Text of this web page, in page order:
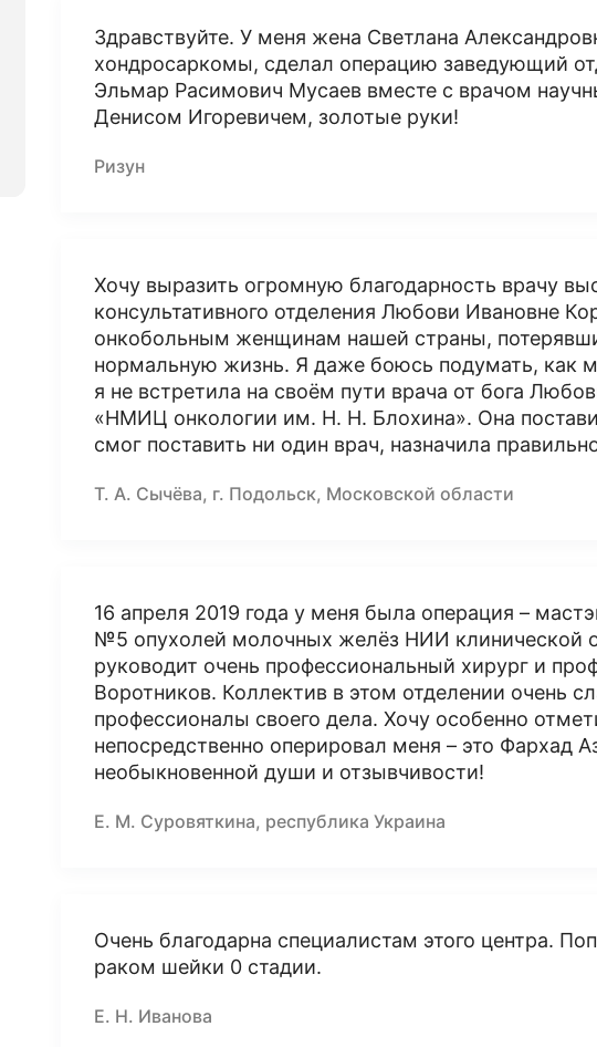
Здравствуйте. У меня жена Светлана
хондросаркомы, сделал операцию заведующий
Эльмар Расимович Мусаев вместе с врачом
Денисом Игоревичем, золотые руки!
Ризун
Хочу выразить огромную благодарность врачу
консультативного отделения Любови Ивановне
онкобольным женщинам нашей страны,
нормальную жизнь. Я даже боюсь подумать, как
я не встретила на своём пути врача от бога
«НМИЦ онкологии им. Н. Н. Блохина». Она
смог поставить ни один врач, назначила
Т. А. Сычёва, г. Подольск, Московской области
16 апреля 2019 года у меня была операция –
№5 опухолей молочных желёз НИИ клинической
руководит очень профессиональный хирург и
Воротников. Коллектив в этом отделении очень
профессионалы своего дела. Хочу особенно
непосредственно оперировал меня – это Фархад
необыкновенной души и отзывчивости!
Е. М. Суровяткина, республика Украина
Очень благодарна специалистам этого центра.
раком шейки 0 стадии.
Е. Н. Иванова